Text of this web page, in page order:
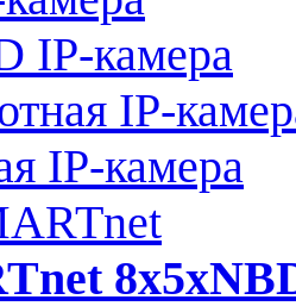
IP-камера
IP-
IP-камера